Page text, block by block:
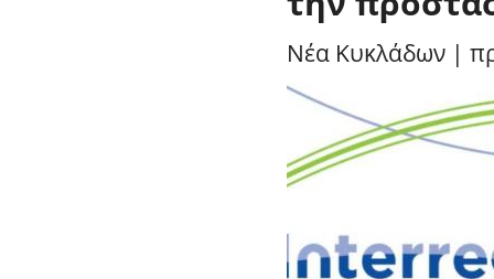
Νέα Κυκλάδων |